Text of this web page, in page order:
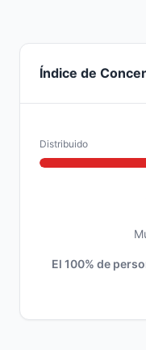
Índice de
Distribuido
El 100% de